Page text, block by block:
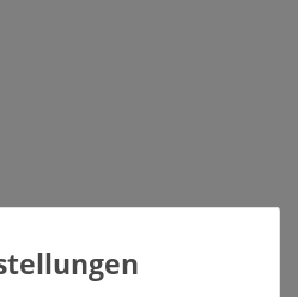
In den Warenkorb